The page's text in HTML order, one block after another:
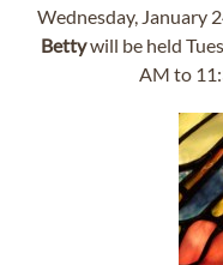
Wednesday, January
Bettywill be held
AM to